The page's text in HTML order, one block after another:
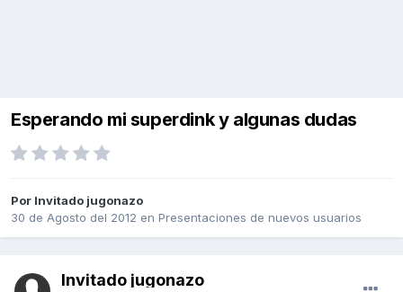
Esperando mi superdink y algunas dudas
Por Invitado jugonazo
30 de Agosto del 2012 en Presentaciones de nuevos usuarios
Invitado jugonazo